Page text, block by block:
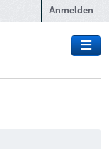
Anmelden